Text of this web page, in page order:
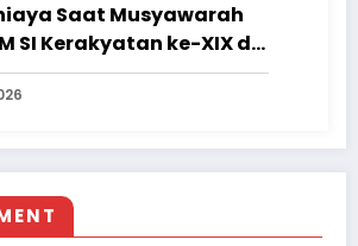
Saat Musyawarah
SI Kerakyatan ke-XIX di
Mahasiswa Alami